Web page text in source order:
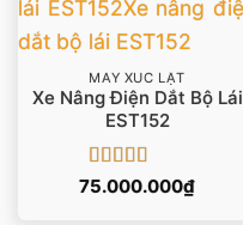
MÁY XÚC LẬT
Xe Nâng Điện Dắt Bộ Lái
EST152
Được xếp
5 sao
75.000.000₫